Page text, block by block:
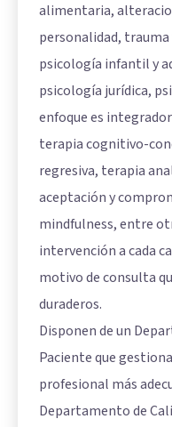
alimentaria,
personalidad,
psicología infantil y
psicología jurídica,
enfoque es
terapia cognitivo-
regresiva, terapia
aceptación y
mindfulness, entre
intervención a cada
motivo de consulta
duraderos.
Disponen de un
Paciente que
profesional más
Departamento de